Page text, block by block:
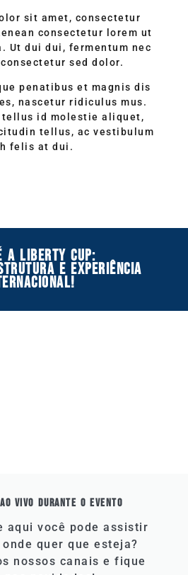
sit amet, consectetur
consectetur lorem ut
Ut dui dui, fermentum nec
sed dolor.
penatibus et magnis dis
nascetur ridiculus mus.
tellus id molestie aliquet,
tellus, ac vestibulum
felis at dui.
A LIBERTY CUP:
E EXPERIÊNCIA
VIVO DURANTE O EVENTO
aqui você pode assistir
quer que esteja?
nossos canais e fique